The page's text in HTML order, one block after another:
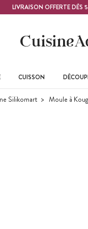
LIVRAISON OFFERTE
CUISSON
Silikomart Moule à